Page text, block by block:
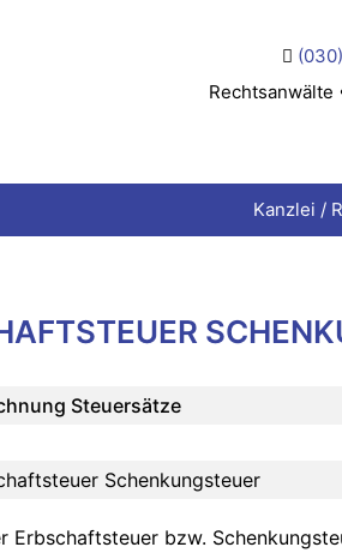
Rechtsanwälte
Kanzlei /
Steuersätze
Schenkungsteuer
Erbschaftsteuer bzw.